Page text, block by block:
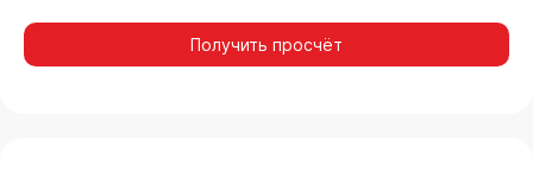
Получить просчёт